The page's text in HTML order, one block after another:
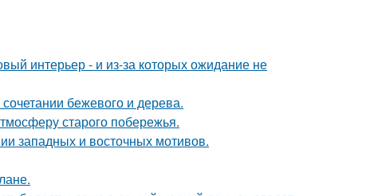
интерьер - и из-за которых ожидание не
бежевого и дерева.
старого побережья.
западных и восточных мотивов.